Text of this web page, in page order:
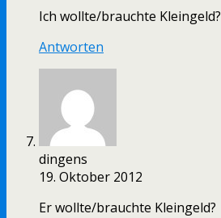
Ich wollte/brauchte Kleingeld?
Antworten
dingens
19. Oktober 2012
Er wollte/brauchte Kleingeld?